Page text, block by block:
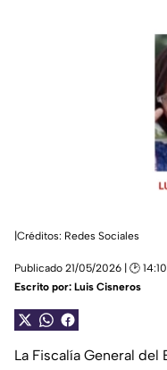
|Créditos: Redes Sociales
Publicado 21/05/2026 | 🕑 14:10
Escrito por: Luis Cisneros
La Fiscalía General del